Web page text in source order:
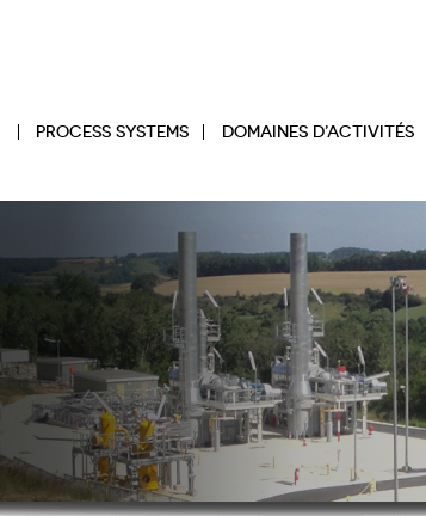
PROCESS SYSTEMS DOMAINES D’ACTIVITÉS